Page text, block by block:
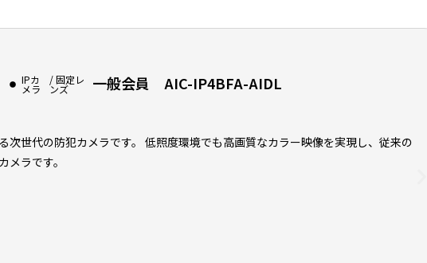
IPカ
メラ
/ 固定レ
ンズ 一般会員 AIC-IP4BFA-AIDL
次世代の防犯カメラです。 低照度環境でも高画質なカラー映像を実現し、従来の
ラです。